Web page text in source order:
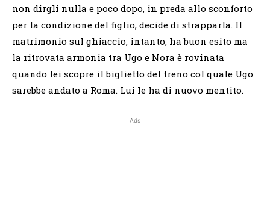
non dirgli nulla e poco dopo, in preda allo sconforto
per la condizione del figlio, decide di strapparla. Il
matrimonio sul ghiaccio, intanto, ha buon esito ma
la ritrovata armonia tra Ugo e Nora è rovinata
quando lei scopre il biglietto del treno col quale Ugo
sarebbe andato a Roma. Lui le ha di nuovo mentito.
Ads